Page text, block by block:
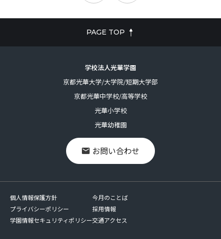
PAGE TOP
学校法人光華学園
京都光華大学/大学院/短期大学部
京都光華中学校/高等学校
光華小学校
光華幼稚園
お問い合わせ
個人情報保護方針
プライバシーポリシー
学園情報セキュリティポリシー
今月のことば
採用情報
交通アクセス